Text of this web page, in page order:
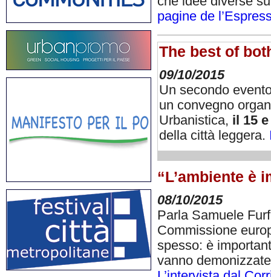
pagine de
The best of
09/10/2015
Un secondo
un convegno
Urbanistica, il 15
della città leggera.
“L’ambiente è
08/10/2015
Parla Samuele
Commissione
spesso: è
vanno